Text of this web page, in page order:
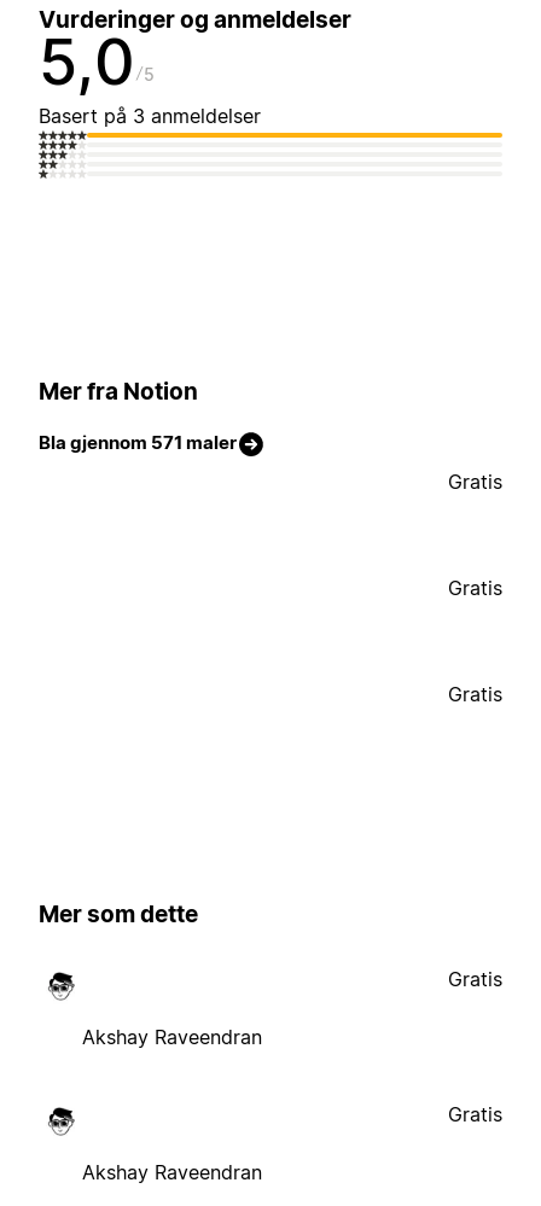
Vurderinger og anmeldelser
5,0 5
Basert på 3 anmeldelser
Mer fra Notion
Bla gjennom 571 maler
Gratis
Gratis
Gratis
Mer som dette
Akshay Raveendran
Gratis
Akshay Raveendran
Gratis